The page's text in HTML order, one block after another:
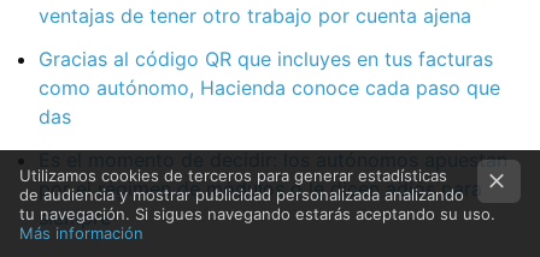
ventajas de tener otro trabajo por cuenta ajena
Gracias al código QR que incluyes en tus facturas
como autónomo, Hacienda conoce cada paso que
das
Es el momento de decidir: los autónomos apuestan
por el régimen de módulos o le dicen adiós para
siempre
Utilizamos cookies de terceros para generar estadísticas
de audiencia y mostrar publicidad personalizada analizando
tu navegación. Si sigues navegando estarás aceptando su uso.
Más información